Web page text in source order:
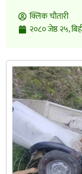
क्लिक चाैतारी
२०८० जेष्ठ २५,